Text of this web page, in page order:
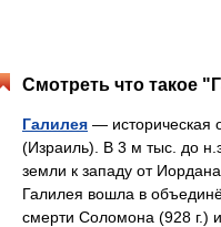
Смотреть что такое
Галилея — историческая
(Израиль). В 3 м тыс. до
земли к западу от
Галилея вошла в
смерти Соломона (928